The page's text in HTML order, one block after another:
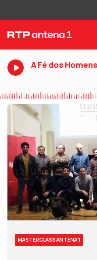
A Fé dos Homens
MASTERCLASS ANTENA 1